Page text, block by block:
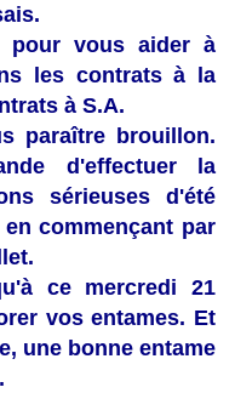
pour vous aider à
les contrats à la
à S.A.
paraître brouillon.
d'effectuer la
sérieuses d'été
commençant par
ce mercredi 21
vos entames. Et
une bonne entame